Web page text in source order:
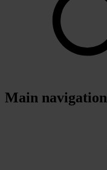
Main navigation